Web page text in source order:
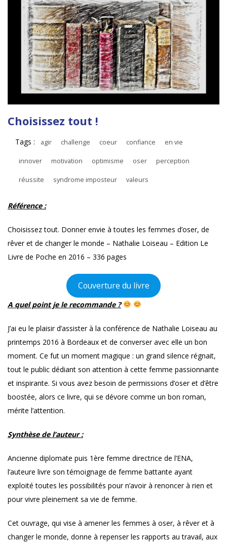
Choisissez tout !
Tags : agir challenge coeur confiance en vie
innover motivation optimisme oser perception
réussite syndrome imposteur valeurs
Référence :
Choisissez tout. Donner envie à toutes les femmes d’oser, de
rêver et de changer le monde – Nathalie Loiseau – Edition Le
Livre de Poche en 2016 – 336 pages
Couverture du livre
A quel point je le recommande ?
J’ai eu le plaisir d’assister à la conférence de Nathalie Loiseau au
printemps 2016 à Bordeaux et de converser avec elle un bon
moment. Ce fut un moment magique : un grand silence régnait,
tout le public dédiant son attention à cette femme passionnante
et inspirante. Si vous avez besoin de permissions d’oser et d’être
boostée, alors ce livre, qui se dévore comme un bon roman,
mérite l’attention.
Synthèse de l’auteur :
Ancienne diplomate puis 1ère femme directrice de l’ENA,
l’auteure livre son témoignage de femme battante ayant
exploité toutes les possibilités pour n’avoir à renoncer à rien et
pour vivre pleinement sa vie de femme.
Cet ouvrage, qui vise à amener les femmes à oser, à rêver et à
changer le monde, donne à repenser les rapports au travail, aux